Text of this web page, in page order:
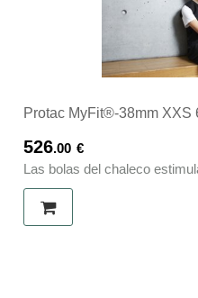
Protac MyFit®-38mm XXS
526.00 €
Las bolas del chaleco